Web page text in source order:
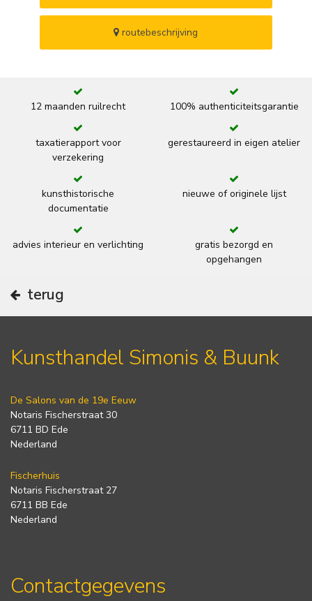
routebeschrijving
12 maanden ruilrecht 100% authenticiteitsgarantie
taxatierapport voor
verzekering
gerestaureerd in eigen atelier
kunsthistorische
documentatie
nieuwe of originele lijst
advies interieur en verlichting
gratis bezorgd en
opgehangen
terug
Kunsthandel Simonis & Buunk
De Salons van de 19e Eeuw
Notaris Fischerstraat 30
6711 BD Ede
Nederland
Fischerhuis
Notaris Fischerstraat 27
6711 BB Ede
Nederland
Contactgegevens